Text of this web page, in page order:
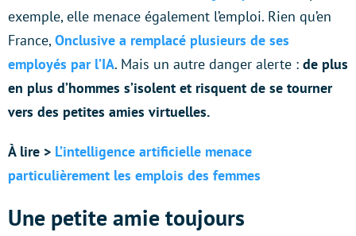
exemple, elle menace également l’emploi. Rien qu’en
France, Onclusive a remplacé plusieurs de ses
employés par l’IA. Mais un autre danger alerte : de plus
en plus d’hommes s’isolent et risquent de se tourner
vers des petites amies virtuelles.
À lire > L’intelligence artificielle menace
particulièrement les emplois des femmes
Une petite amie toujours